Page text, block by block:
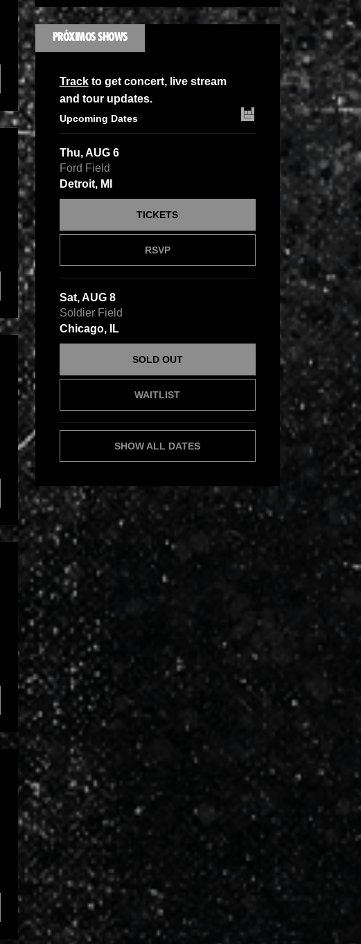
PRÓXIMOS SHOWS
Trackto get concert, live stream
and tour updates.
Upcoming Dates
Thu, AUG 6
Ford Field
Detroit, MI
RSVP
TICKETS
Sat, AUG 8
Soldier Field
Chicago, IL
WAITLIST
SOLD OUT
SHOW ALL DATES